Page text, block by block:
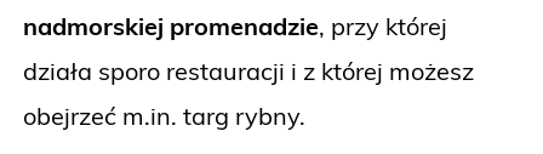
nadmorskiej promenadzie, przy której
działa sporo restauracji i z której możesz
obejrzeć m.in. targ rybny.